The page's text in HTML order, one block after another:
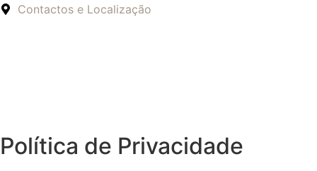
Contactos e Localização
Política de Privacidade